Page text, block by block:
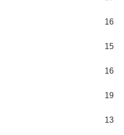
16
15
16
19
13